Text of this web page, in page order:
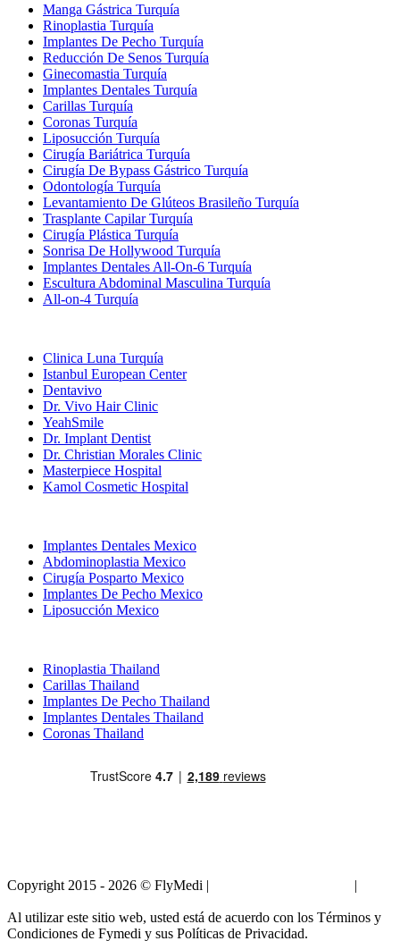
Manga Gástrica Turquía
Rinoplastia Turquía
Implantes De Pecho Turquía
Reducción De Senos Turquía
Ginecomastia Turquía
Implantes Dentales Turquía
Carillas Turquía
Coronas Turquía
Liposucción Turquía
Cirugía Bariátrica Turquía
Cirugía De Bypass Gástrico Turquía
Odontología Turquía
Levantamiento De Glúteos Brasileño Turquía
Trasplante Capilar Turquía
Cirugía Plástica Turquía
Sonrisa De Hollywood Turquía
Implantes Dentales All-On-6 Turquía
Escultura Abdominal Masculina Turquía
All-on-4 Turquía
Clinica Luna Turquía
Istanbul European Center
Dentavivo
Dr. Vivo Hair Clinic
YeahSmile
Dr. Implant Dentist
Dr. Christian Morales Clinic
Masterpiece Hospital
Kamol Cosmetic Hospital
Implantes Dentales Mexico
Abdominoplastia Mexico
Cirugía Posparto Mexico
Implantes De Pecho Mexico
Liposucción Mexico
Rinoplastia Thailand
Carillas Thailand
Implantes De Pecho Thailand
Implantes Dentales Thailand
Coronas Thailand
Copyright 2015 - 2026 © FlyMedi |
|
Al utilizar este sitio web, usted está de acuerdo con los Términos y
Condiciones de Fymedi y sus Políticas de Privacidad.